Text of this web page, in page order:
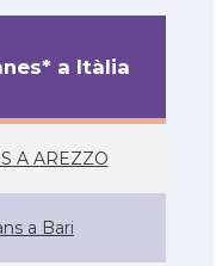
a Itàlia
A AREZZO
a Bari